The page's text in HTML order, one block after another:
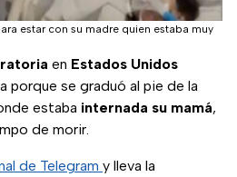
estar con su madre quien estaba muy
en Estados Unidos
porque se graduó al pie de la
estaba internada su mamá,
de morir.
de Telegram y lleva la